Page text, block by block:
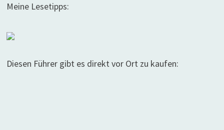
Meine Lesetipps:
Diesen Führer gibt es direkt vor Ort zu kaufen: